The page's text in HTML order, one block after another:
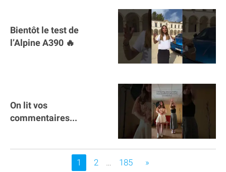
Bientôt le test de
l’Alpine A390 🔥
On lit vos
commentaires...
Vous êtes sur la page
1 2 … 185 »